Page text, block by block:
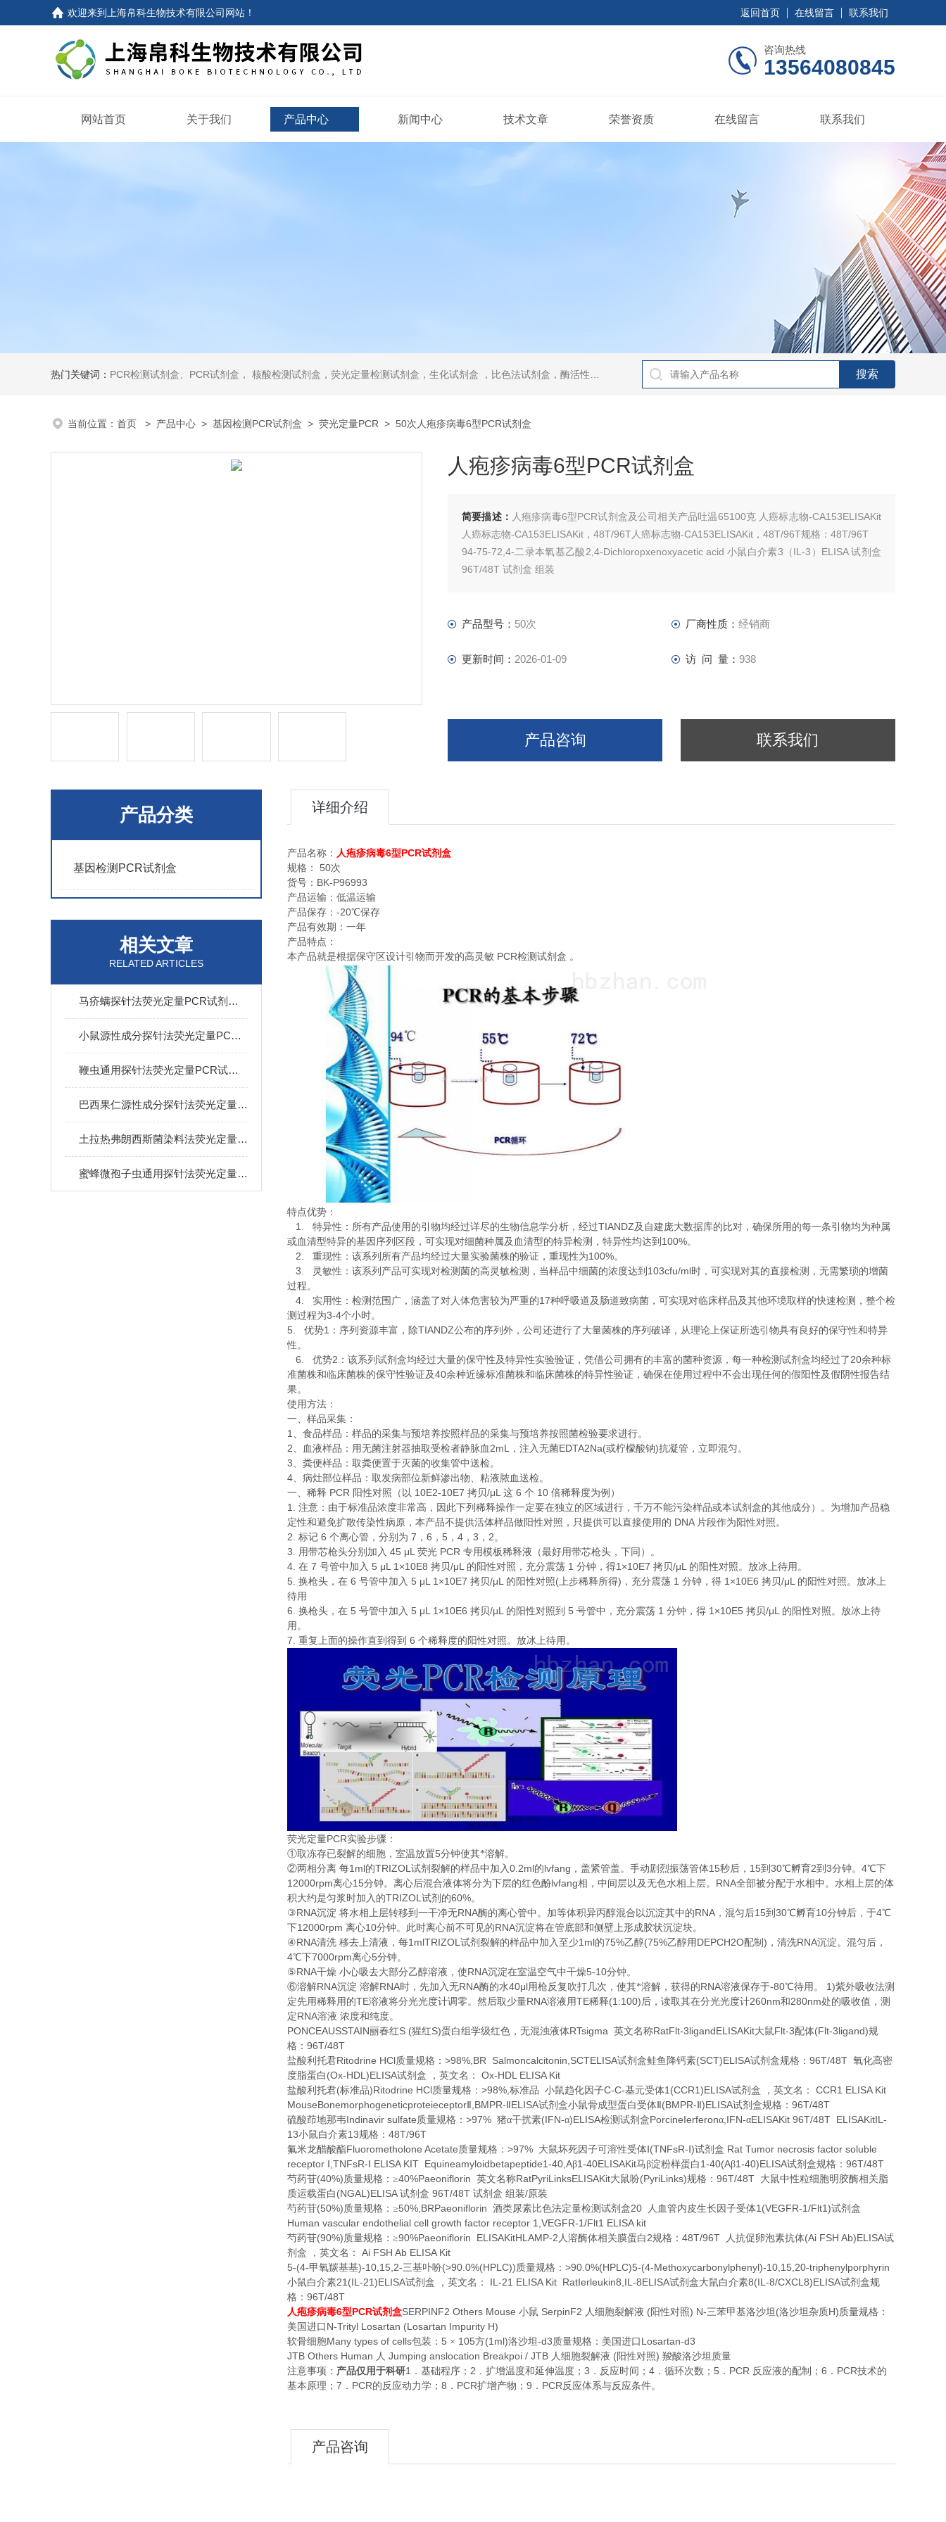
欢迎来到 上海帛科生物技术有限公司网站 ！ 返回首页 在线留言 联系我们
咨询热线
13564080845
网站首页 关于我们 产品中心 新闻中心 技术文章 荣誉资质 在线留言 联系我们
热门关键词： PCR检测试剂盒、PCR试剂盒， 核酸检测试剂盒，荧光定量检测试剂盒，生化试剂盒 ，比色法试剂盒，酶活性检测试剂盒，ELISA试剂盒，酶联免疫检测试剂盒，试剂盒，ELISA试剂盒，抗体，重组蛋白，分光光度法检测试剂盒，细胞株，原代细胞，细胞培养基，标准溶液产品。代理并销售进口SIGMA试剂、abcam抗体、R&D抗体、CST抗体、ATCC细胞、BD公司、GE公司公司产品。
当前位置： 首页 > 产品中心 > 基因检测PCR试剂盒 > 荧光定量PCR > 50次人疱疹病毒6型PCR试剂盒
人疱疹病毒6型PCR试剂盒
简要描述： 人疱疹病毒6型PCR试剂盒及公司相关产品吐温65100克 人癌标志物-CA153ELISAKit
人癌标志物-CA153ELISAKit，48T/96T人癌标志物-CA153ELISAKit，48T/96T规格：48T/96T
94-75-72,4-二录本氧基乙酸2,4-Dichloropxenoxyacetic acid 小鼠白介素3（IL-3）ELISA 试剂盒
96T/48T 试剂盒 组装
产品型号： 50次 厂商性质： 经销商
更新时间： 2026-01-09 访 问 量： 938
产品咨询 联系我们
产品分类
基因检测PCR试剂盒
相关文章
RELATED ARTICLES
马疥螨探针法荧光定量PCR试剂盒反应流程常规程序
小鼠源性成分探针法荧光定量PCR试剂盒实验注意事项
鞭虫通用探针法荧光定量PCR试剂盒实验规则
巴西果仁源性成分探针法荧光定量PCR试剂盒​使用方法
土拉热弗朗西斯菌染料法荧光定量PCR试剂盒实验注意事项
蜜蜂微孢子虫通用探针法荧光定量PCR试剂盒注意事项
详细介绍
产品名称： 人疱疹病毒6型PCR试剂盒
规格：
50次
货号： BK-P96993
产品运输：低温运输
产品保存： -20℃保存
产品有效期：一年
产品特点：
本产品就是根据保守区设计引物而开发的高灵敏 PCR检测试剂盒 。
特点优势：
1. 特异性：所有产品使用的引物均经过详尽的生物信息学分析，经过TIANDZ及自建庞大数据库的比对，确保所用的每一条引物均为种属
或血清型特异的基因序列区段，可实现对细菌种属及血清型的特异检测，特异性均达到 100%。
2. 重现性：该系列所有产品均经过大量实验菌株的验证，重现性为100%。
3. 灵敏性：该系列产品可实现对检测菌的高灵敏检测，当样品中细菌的浓度达到 103cfu/ml时，可实现对其的直接检测，无需繁琐的增菌
过程。
4. 实用性：检测范围广，涵盖了对人体危害较为严重的17种呼吸道及肠道致病菌，可实现对临床样品及其他环境取样的快速检测，整个检
测过程为3-4个小时。
5. 优势1 ：序列资源丰富，除TIANDZ公布的序列外，公司还进行了大量菌株的序列破译，从理论上保证所选引物具有良好的保守性和特异
性。
6. 优势2 ：该系列试剂盒均经过大量的保守性及特异性实验验证，凭借公司拥有的丰富的菌种资源，每一种检测试剂盒均经过了 20余种标
准菌株和临床菌株的保守性验证及40余种近缘标准菌株和临床菌株的特异性验证，确保在使用过程中不会出现任何的假阳性及假阴性报告结
果。
使用方法：
一、样品采集：
1 、食品样品：样品的采集与预培养按照样品的采集与预培养按照菌检验要求进行。
2、血液样品：用无菌注射器抽取受检者静脉血 2mL ，注入无菌EDTA2Na(或柠檬酸钠)抗凝管，立即混匀。
3、粪便样品：取粪便置于灭菌的收集管中送检。
4、病灶部位样品：取发病部位新鲜渗出物、粘液脓血送检。
一、稀释 PCR 阳性对照（以 10E2-10E7 拷贝/μL 这 6 个 10 倍稀释度为例）
1. 注意：由于标准品浓度非常高，因此下列稀释操作一定要在独立的区域进行，千万不能污染样品或本试剂盒的其他成分）。为增加产品稳
定性和避免扩散传染性病原，本产品不提供活体样品做阳性对照，只提供可以直接使用的 DNA 片段作为阳性对照。
2. 标记 6 个离心管，分别为 7 ， 6 ， 5 ， 4 ， 3 ， 2。
3. 用带芯枪头分别加入 45 μL 荧光 PCR 专用模板稀释液（最好用带芯枪头，下同）。
4. 在 7 号管中加入 5 μL 1×10E8 拷贝/μL 的阳性对照，充分震荡 1 分钟，得1×10E7 拷贝/μL 的阳性对照。放冰上待用。
5. 换枪头，在 6 号管中加入 5 μL 1×10E7 拷贝/μL 的阳性对照(上步稀释所得) ，充分震荡 1 分钟，得 1×10E6 拷贝/μL 的阳性对照。放冰上
待用
6. 换枪头，在 5 号管中加入 5 μL 1×10E6 拷贝/μL 的阳性对照到 5 号管中，充分震荡 1 分钟，得 1×10E5 拷贝/μL 的阳性对照。放冰上待
用。
7. 重复上面的操作直到得到 6 个稀释度的阳性对照。放冰上待用。
荧光定量PCR实验步骤：
①取冻存已裂解的细胞，室温放置5分钟使其*溶解。
②两相分离 每1ml的TRIZOL 试剂裂解的样品中加入0.2ml的lvfang ，盖紧管盖。手动剧烈振荡管体15秒后， 15到 30℃孵育2到 3分钟。 4℃下
12000rpm离心15分钟。离心后混合液体将分为下层的红色酚lvfang相，中间层以及无色水相上层。 RNA全部被分配于水相中。水相上层的体
积大约是匀浆时加入的TRIZOL 试剂的60%。
③RNA沉淀 将水相上层转移到一干净无RNA酶的离心管中。加等体积异丙醇混合以沉淀其中的RNA ，混匀后15到 30℃孵育10分钟后，于4℃
下12000rpm 离心10分钟。此时离心前不可见的RNA沉淀将在管底部和侧壁上形成胶状沉淀块。
④RNA清洗 移去上清液，每1mlTRIZOL 试剂裂解的样品中加入至少1ml的75%乙醇(75%乙醇用 DEPCH2O配制 ) ，清洗RNA沉淀。混匀后，
4℃下7000rpm离心5分钟。
⑤RNA干燥 小心吸去大部分乙醇溶液，使RNA沉淀在室温空气中干燥5-10分钟。
⑥溶解RNA沉淀 溶解RNA时，先加入无RNA酶的水40μl用枪反复吹打几次，使其*溶解，获得的RNA溶液保存于-80℃待用。 1)紫外吸收法测
定先用稀释用的TE溶液将分光光度计调零。然后取少量RNA溶液用TE稀释(1:100)后，读取其在分光光度计260nm和 280nm处的吸收值，测
定RNA溶液 浓度和纯度。
PONCEAUSSTAIN丽春红S (猩红S)蛋白组学级红色，无混浊液体RTsigma 英文名称RatFlt-3ligandELISAKit大鼠Flt-3配体(Flt-3ligand)规
格： 96T/48T
盐酸利托君Ritodrine HCl质量规格： >98%,BR Salmoncalcitonin,SCTELISA试剂盒鲑鱼降钙素(SCT)ELISA试剂盒规格： 96T/48T 氧化高密
度脂蛋白 (Ox-HDL)ELISA试剂盒 ，英文名： Ox-HDL ELISA Kit
盐酸利托君(标准品)Ritodrine HCl质量规格： >98%, 标准品 小鼠趋化因子C-C-基元受体1(CCR1)ELISA试剂盒 ，英文名：
CCR1 ELISA Kit
MouseBonemorphogeneticproteieceptor
,BMPR- ELISA试剂盒小鼠骨成型蛋白受体Ⅱ (BMPR- )ELISA试剂盒规格： 96T/48T
硫酸茚地那韦Indinavir sulfate质量规格： >97% 猪α干扰素(IFN-α)ELISA检测试剂盒PorcineIerferonα ,IFN-αELISAKit 96T/48T ELISAKitIL-
13小鼠白介素13规格： 48T/96T
氟米龙醋酸酯Fluorometholone Acetate质量规格： >97% 大鼠坏死因子可溶性受体Ⅰ (TNFsR- )试剂盒 Rat Tumor necrosis factor soluble
receptor
,TNFsR- ELISA KIT Equineamyloidbetapeptide1-40,Aβ1-40ELISAKit马β淀粉样蛋白 1-40(Aβ1-40)ELISA试剂盒规格： 96T/48T
芍药苷(40%)质量规格：≥40%Paeoniflorin 英文名称RatPyriLinksELISAKit大鼠吩(PyriLinks)规格： 96T/48T 大鼠中性粒细胞明胶酶相关脂
质运载蛋白 (NGAL)ELISA 试剂盒 96T/48T 试剂盒 组装/原装
芍药苷(50%)质量规格：≥50%,BRPaeoniflorin 酒类尿素比色法定量检测试剂盒20 人血管内皮生长因子受体1(VEGFR-1/Flt1)试剂盒
Human vascular endothelial cell growth factor receptor 1,VEGFR-1/Flt1 ELISA kit
芍药苷(90%)质量规格：≥90%Paeoniflorin ELISAKitHLAMP-2 人溶酶体相关膜蛋白 2规格： 48T/96T 人抗促卵泡素抗体(Ai FSH Ab)ELISA试
剂盒
，英文名：
Ai FSH Ab ELISA Kit
5-(4-甲氧羰基基)-10,15,2-三基卟吩(>90.0%(HPLC))质量规格： >90.0%(HPLC)5-(4-Methoxycarbonylphenyl)-10,15,20-triphenylporphyrin
小鼠白介素21(IL-21)ELISA试剂盒 ，英文名： IL-21 ELISA Kit RatIerleukin8,IL-8ELISA试剂盒大鼠白介素8(IL-8/CXCL8)ELISA试剂盒规
格： 96T/48T
人疱疹病毒6型PCR试剂盒SERPINF2 Others Mouse 小鼠 SerpinF2 人细胞裂解液 (阳性对照) N-三苯甲基洛沙坦 (洛沙坦杂质H)质量规格：
美国进口 N-Trityl Losartan (Losartan Impurity H)
软骨细胞Many types of cells包装： 5 × 105方(1ml)洛沙坦-d3质量规格：美国进口 Losartan-d3
JTB Others Human 人 Jumping anslocation Breakpoi / JTB 人细胞裂解液 (阳性对照) 羧酸洛沙坦质量
注意事项： 产品仅用于科研1 ．基础程序； 2 ．扩增温度和延伸温度； 3 ．反应时间； 4 ．循环次数； 5 ． PCR 反应液的配制； 6 ． PCR技术的
基本原理； 7 ． PCR的反应动力学； 8 ． PCR扩增产物； 9 ． PCR反应体系与反应条件。
产品咨询